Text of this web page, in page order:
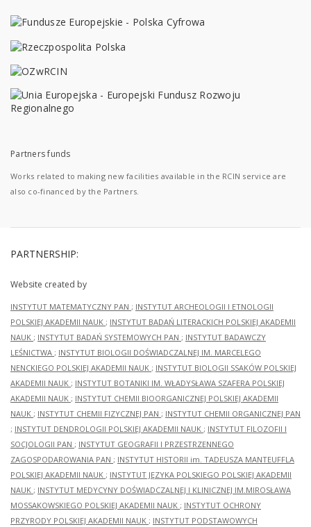
Partners funds
Works related to making new facilities available in the RCIN service are
also co-financed by the Partners.
PARTNERSHIP:
Website created by
INSTYTUT MATEMATYCZNY PAN ; INSTYTUT ARCHEOLOGII I ETNOLOGII
POLSKIEJ AKADEMII NAUK ; INSTYTUT BADAŃ LITERACKICH POLSKIEJ AKADEMII
NAUK ; INSTYTUT BADAŃ SYSTEMOWYCH PAN ; INSTYTUT BADAWCZY
LEŚNICTWA ; INSTYTUT BIOLOGII DOŚWIADCZALNEJ IM. MARCELEGO
NENCKIEGO POLSKIEJ AKADEMII NAUK ; INSTYTUT BIOLOGII SSAKÓW POLSKIEJ
AKADEMII NAUK ; INSTYTUT BOTANIKI IM. WŁADYSŁAWA SZAFERA POLSKIEJ
AKADEMII NAUK ; INSTYTUT CHEMII BIOORGANICZNEJ POLSKIEJ AKADEMII
NAUK ; INSTYTUT CHEMII FIZYCZNEJ PAN ; INSTYTUT CHEMII ORGANICZNEJ PAN
; INSTYTUT DENDROLOGII POLSKIEJ AKADEMII NAUK ; INSTYTUT FILOZOFII I
SOCJOLOGII PAN ; INSTYTUT GEOGRAFII I PRZESTRZENNEGO
ZAGOSPODAROWANIA PAN ; INSTYTUT HISTORII im. TADEUSZA MANTEUFFLA
POLSKIEJ AKADEMII NAUK ; INSTYTUT JĘZYKA POLSKIEGO POLSKIEJ AKADEMII
NAUK ; INSTYTUT MEDYCYNY DOŚWIADCZALNEJ I KLINICZNEJ IM.MIROSŁAWA
MOSSAKOWSKIEGO POLSKIEJ AKADEMII NAUK ; INSTYTUT OCHRONY
PRZYRODY POLSKIEJ AKADEMII NAUK ; INSTYTUT PODSTAWOWYCH